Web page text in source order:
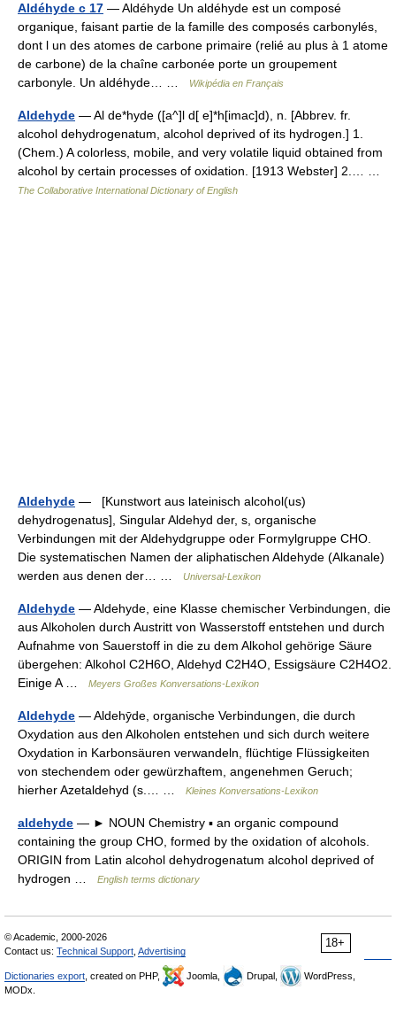
Aldéhyde c 17 — Aldéhyde Un aldéhyde est un composé
organique, faisant partie de la famille des composés carbonylés,
dont l un des atomes de carbone primaire (relié au plus à 1 atome
de carbone) de la chaîne carbonée porte un groupement
carbonyle. Un aldéhyde… …
Wikipédia en Français
Aldehyde — Al de*hyde ([a^]l d[ e]*h[imac]d), n. [Abbrev. fr.
alcohol dehydrogenatum, alcohol deprived of its hydrogen.] 1.
(Chem.) A colorless, mobile, and very volatile liquid obtained from
alcohol by certain processes of oxidation. [1913 Webster] 2.… …
The Collaborative International Dictionary of English
Aldehyde — [Kunstwort aus lateinisch alcohol(us)
dehydrogenatus], Singular Aldehyd der, s, organische
Verbindungen mit der Aldehydgruppe oder Formylgruppe CHO.
Die systematischen Namen der aliphatischen Aldehyde (Alkanale)
werden aus denen der… …
Universal-Lexikon
Aldehyde — Aldehyde, eine Klasse chemischer Verbindungen, die
aus Alkoholen durch Austritt von Wasserstoff entstehen und durch
Aufnahme von Sauerstoff in die zu dem Alkohol gehörige Säure
übergehen: Alkohol C2H6O, Aldehyd C2H4O, Essigsäure C2H4O2.
Einige A …
Meyers Großes Konversations-Lexikon
Aldehyde — Aldehȳde, organische Verbindungen, die durch
Oxydation aus den Alkoholen entstehen und sich durch weitere
Oxydation in Karbonsäuren verwandeln, flüchtige Flüssigkeiten
von stechendem oder gewürzhaftem, angenehmen Geruch;
hierher Azetaldehyd (s.… …
Kleines Konversations-Lexikon
aldehyde — ► NOUN Chemistry ▪ an organic compound
containing the group CHO, formed by the oxidation of alcohols.
ORIGIN from Latin alcohol dehydrogenatum alcohol deprived of
hydrogen …
English terms dictionary
18+
© Academic, 2000-2026
Contact us: Technical Support Advertising
Dictionaries export , created on PHP, Joomla, Drupal,
WordPress,
MODx.